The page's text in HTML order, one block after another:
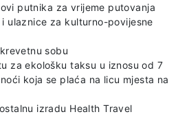
putnika za vrijeme putovanja
ulaznice za kulturno-povijesne
sobu
za ekološku taksu u iznosu od 7
koja se plaća na licu mjesta na
izradu Health Travel